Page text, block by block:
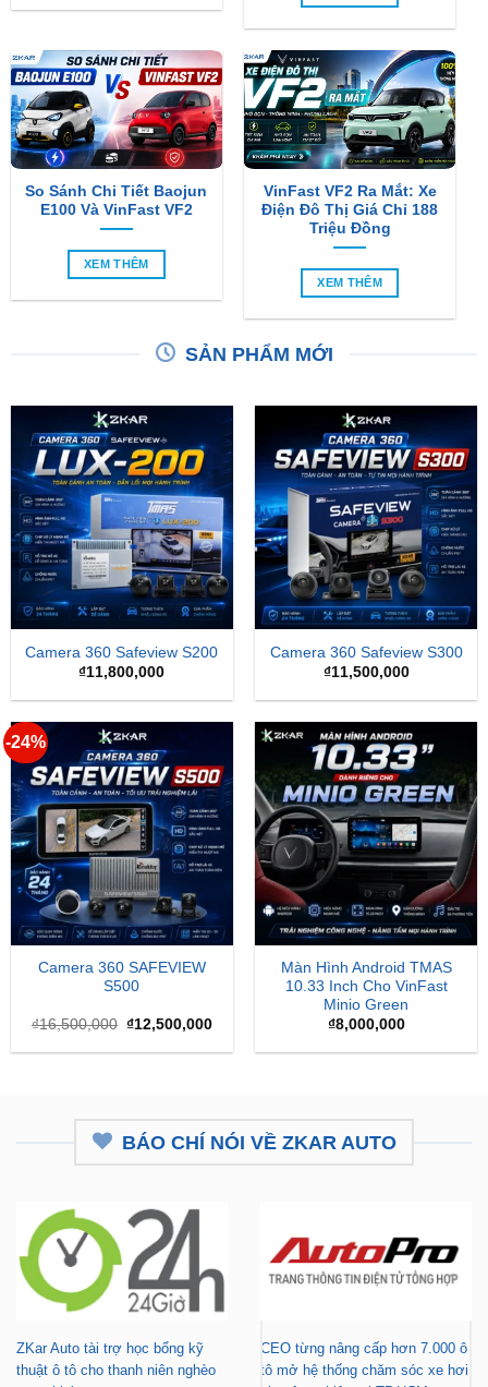
So Sánh Chi Tiết Baojun
E100 Và VinFast VF2
XEM THÊM
VinFast VF2 Ra Mắt: Xe
Điện Đô Thị Giá Chỉ 188
Triệu Đồng
XEM THÊM
SẢN PHẨM MỚI
Camera 360 Safeview S200
₫11,800,000
Camera 360 Safeview S300
₫11,500,000
-24%
Camera 360 SAFEVIEW
S500
₫16,500,000 Giá
là:
₫12,500,000Giá
tại
Màn Hình Android TMAS
10.33 Inch Cho VinFast
Minio Green
₫8,000,000
BÁO CHÍ NÓI VỀ ZKAR AUTO
ZKar Auto tài trợ học bổng kỹ
thuật ô tô cho thanh niên nghèo
CEO từng nâng cấp hơn 7.000 ô
tô mở hệ thống chăm sóc xe hơi